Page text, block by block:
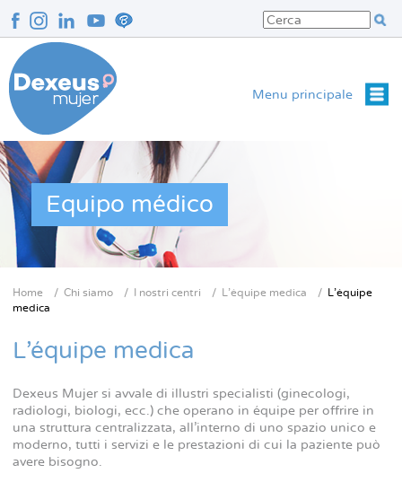
contenuto
principale
Menu principale
Equipo médico
Briciole
pane
Home Chi siamo I nostri centri L'équipe medica
L'équipe
medica
L'équipe medica
Dexeus Mujer si avvale di illustri specialisti (ginecologi,
radiologi, biologi, ecc.) che operano in équipe per offrire in
una struttura centralizzata, all’interno di uno spazio unico e
moderno, tutti i servizi e le prestazioni di cui la paziente può
avere bisogno.